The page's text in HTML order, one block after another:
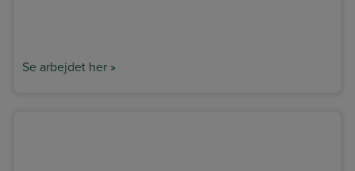
Se arbejdet her »